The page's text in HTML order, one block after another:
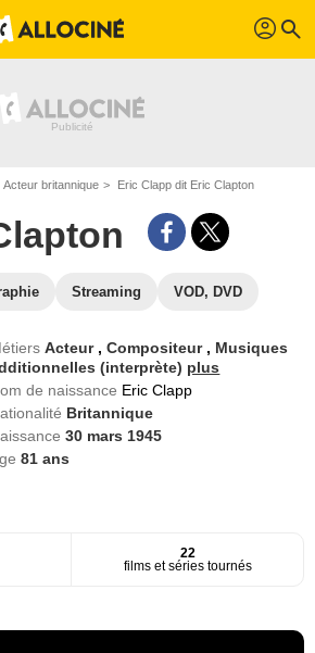
profil search
Acteur britannique Eric Clapp dit Eric Clapton
Streaming VOD, DVD
Acteur ,Compositeur , Musiques
(interprète) plus
de naissance Eric Clapp
Britannique
30 mars 1945
81 ans
22
films et séries tournés